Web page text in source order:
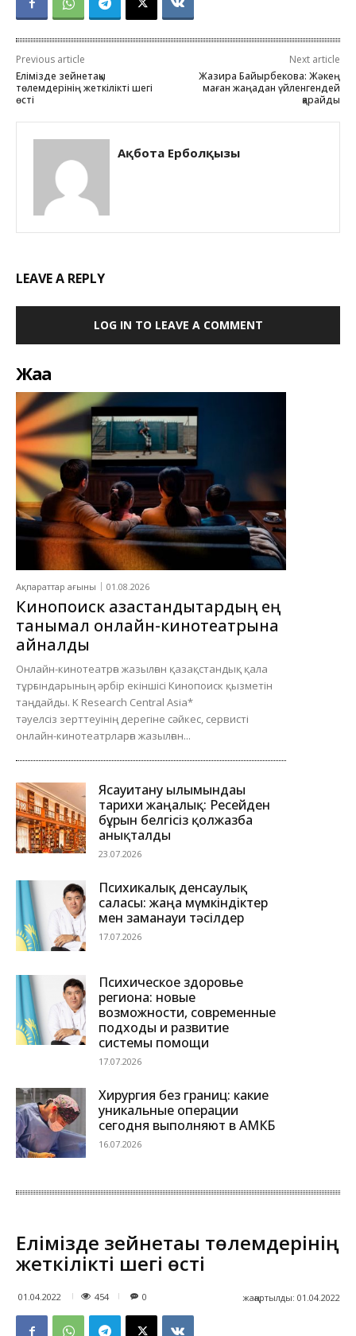
Previous article
Елімізде зейнетақы
төлемдерінің жеткілікті шегі
өсті
Next article
Жазира Байырбекова: Жәкең
маған жаңадан үйленгендей
қарайды
Ақбота Ерболқызы
LEAVE A REPLY
LOG IN TO LEAVE A COMMENT
Жаңа
Ақпараттар ағыны 01.08.2026
Кинопоиск қазақстандықтардың ең
танымал онлайн-кинотеатрына
айналды
Онлайн-кинотеатрға жазылған қазақстандық қала
тұрғындарының әрбір екіншісі Кинопоиск қызметін
таңдайды. K Research Central Asia*
тәуелсіз зерттеуінің дерегіне сәйкес, сервисті
онлайн-кинотеатрларға жазылған...
Ясауитану ғылымындағы
тарихи жаңалық: Ресейден
бұрын белгісіз қолжазба
анықталды
23.07.2026
Психикалық денсаулық
саласы: жаңа мүмкіндіктер
мен заманауи тәсілдер
17.07.2026
Психическое здоровье
региона: новые
возможности, современные
подходы и развитие
системы помощи
17.07.2026
Хирургия без границ: какие
уникальные операции
сегодня выполняют в АМКБ
16.07.2026